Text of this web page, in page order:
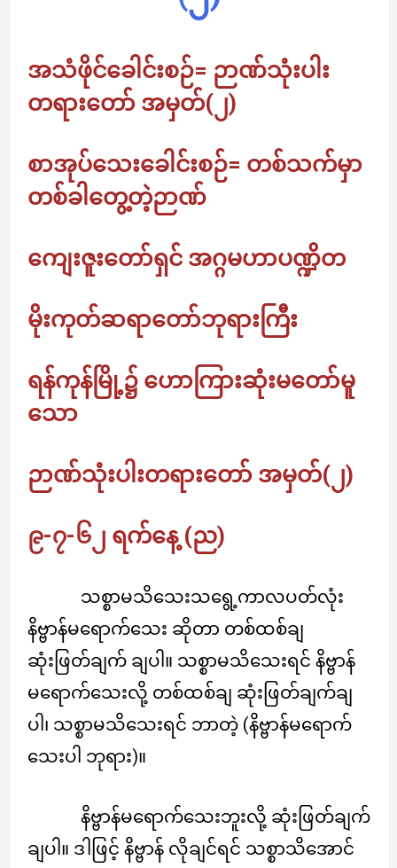
အသံဖိုင်ခေါင်းစဉ်= ဉာဏ်သုံးပါး
တရားတော် အမှတ်(၂)
စာအုပ်သေးခေါင်းစဉ်= တစ်သက်မှာ
တစ်ခါတွေ့တဲ့ဉာဏ်
ကျေးဇူးတော်ရှင် အဂ္ဂမဟာပဏ္ဍိတ
မိုးကုတ်ဆရာတော်ဘုရားကြီး
ရန်ကုန်မြို့၌ ဟောကြားဆုံးမတော်မူ
သော
ဉာဏ်သုံးပါးတရားတော် အမှတ်(၂)
၉-၇-၆၂ ရက်နေ့ (ည)
သစ္စာမသိသေးသရွေ့ကာလပတ်လုံး
နိဗ္ဗာန်မရောက်သေး ဆိုတာ တစ်ထစ်ချ
ဆုံးဖြတ်ချက် ချပါ။ သစ္စာမသိသေးရင် နိဗ္ဗာန်
မရောက်သေးလို့ တစ်ထစ်ချ ဆုံးဖြတ်ချက်ချ
ပါ၊ သစ္စာမသိသေးရင် ဘာတဲ့ (နိဗ္ဗာန်မရောက်
သေးပါ ဘုရား)။
နိဗ္ဗာန်မရောက်သေးဘူးလို့ ဆုံးဖြတ်ချက်
ချပါ။ ဒါဖြင့် နိဗ္ဗာန် လိုချင်ရင် သစ္စာသိအောင်